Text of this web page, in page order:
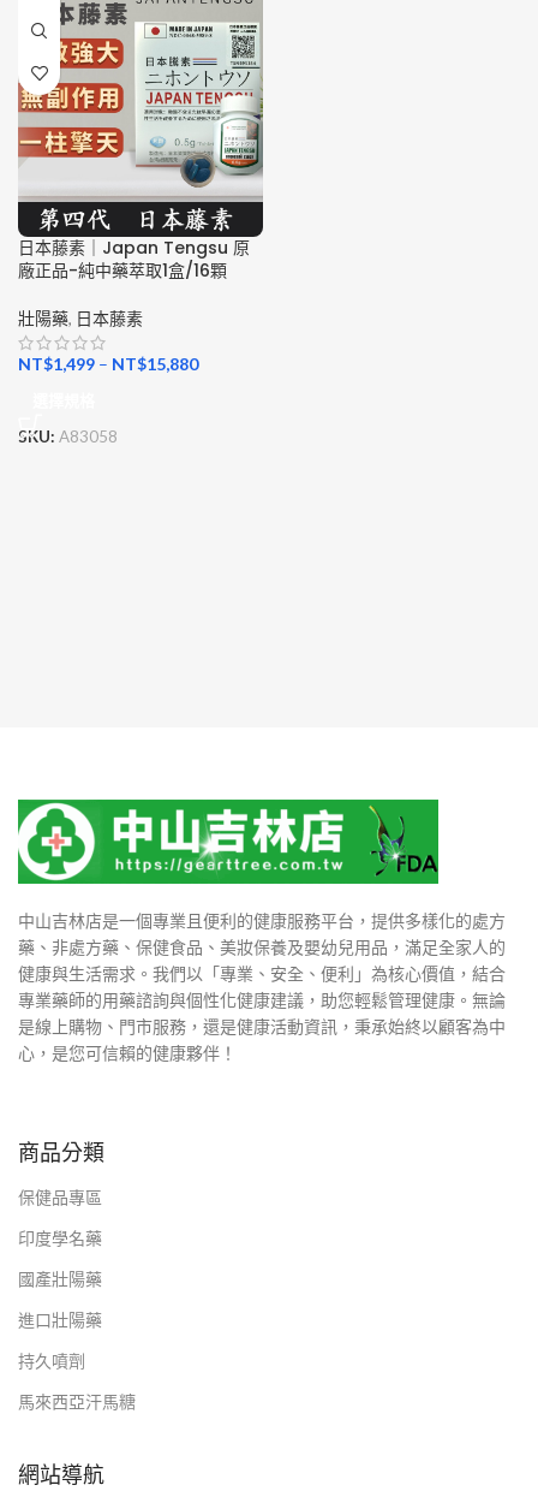
日本藤素｜Japan Tengsu 原
廠正品-純中藥萃取1盒/16顆
壯陽藥, 日本藤素
NT$1,499 – NT$15,880
SKU: A83058
中山吉林店是一個專業且便利的健康服務平台，提供多樣化的處方
藥、非處方藥、保健食品、美妝保養及嬰幼兒用品，滿足全家人的
健康與生活需求。我們以「專業、安全、便利」為核心價值，結合
專業藥師的用藥諮詢與個性化健康建議，助您輕鬆管理健康。無論
是線上購物、門市服務，還是健康活動資訊，秉承始終以顧客為中
心，是您可信賴的健康夥伴！
商品分類
保健品專區
印度學名藥
國產壯陽藥
進口壯陽藥
持久噴劑
馬來西亞汗馬糖
網站導航